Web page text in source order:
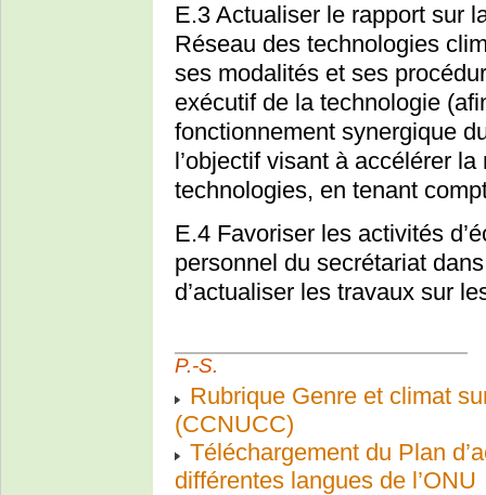
E.3 Actualiser le rapport sur
Réseau des technologies
ses modalités et ses
exécutif de la technologie
fonctionnement synergique
l’objectif visant à accélérer
technologies, en tenant
E.4 Favoriser les activités
personnel du secrétariat
d’actualiser les travaux sur
P.-S.
Rubrique Genre et climat
(CCNUCC)
Téléchargement du Plan
différentes langues de l’ONU